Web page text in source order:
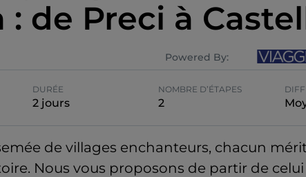
: de Preci à
Powered By:
DURÉE
2 jours
NOMBRE D’ÉTAPES
2
de villages enchanteurs, chacun
Nous vous proposons de partir de